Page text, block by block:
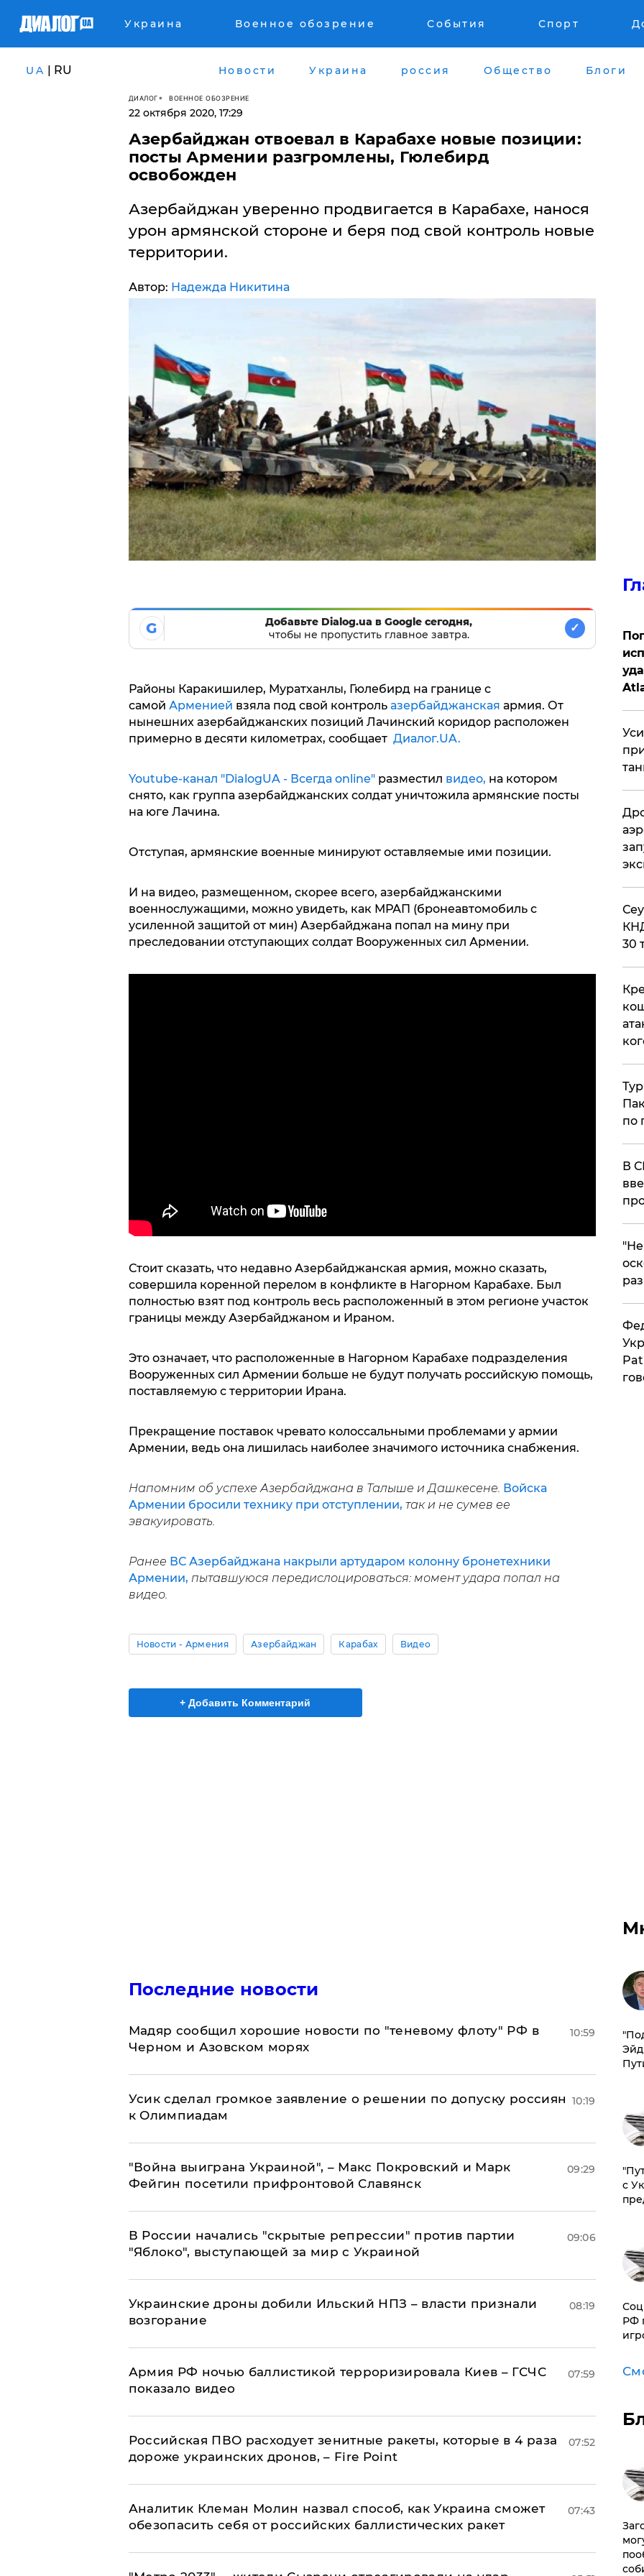
Украина Военное обозрение События Спорт
UA | RU Новости Украина россия Общество Блоги
ДИАЛОГ ВОЕННОЕ ОБОЗРЕНИЕ
22 октября 2020, 17:29
Азербайджан отвоевал в Карабахе новые позиции:
посты Армении разгромлены, Гюлебирд
освобожден
Азербайджан уверенно продвигается в Карабахе, нанося
урон армянской стороне и беря под свой контроль новые
территории.
Автор: Надежда Никитина
G
Добавьте Dialog.ua в Google сегодня,
чтобы не пропустить главное завтра.
✓
Районы Каракишилер, Муратханлы, Гюлебирд на границе с
самой Арменией взяла под свой контроль азербайджанская армия. От
нынешних азербайджанских позиций Лачинский коридор расположен
примерно в десяти километрах, сообщает Диалог.UA.
Youtube-канал "DialogUA - Всегда online"разместил видео, на котором
снято, как группа азербайджанских солдат уничтожила армянские посты
на юге Лачина.
Отступая, армянские военные минируют оставляемые ими позиции.
И на видео, размещенном, скорее всего, азербайджанскими
военнослужащими, можно увидеть, как МРАП (бронеавтомобиль с
усиленной защитой от мин) Азербайджана попал на мину при
преследовании отступающих солдат Вооруженных сил Армении.
Стоит сказать, что недавно Азербайджанская армия, можно сказать,
совершила коренной перелом в конфликте в Нагорном Карабахе. Был
полностью взят под контроль весь расположенный в этом регионе участок
границы между Азербайджаном и Ираном.
Это означает, что расположенные в Нагорном Карабахе подразделения
Вооруженных сил Армении больше не будут получать российскую помощь,
поставляемую с территории Ирана.
Прекращение поставок чревато колоссальными проблемами у армии
Армении, ведь она лишилась наиболее значимого источника снабжения.
Напомним об успехе Азербайджана в Талыше и Дашкесене. Войска
Армении бросили технику при отступлении, так и не сумев ее
эвакуировать.
Ранее ВС Азербайджана накрыли артударом колонну бронетехники
Армении, пытавшуюся передислоцироваться: момент удара попал на
видео.
Новости - Армения Азербайджан Карабах Видео
+ Добавить Комментарий
Последние новости
Мадяр сообщил хорошие новости по "теневому флоту" РФ в
Черном и Азовском морях
10:59
Усик сделал громкое заявление о решении по допуску россиян
к Олимпиадам
10:19
"Война выиграна Украиной", – Макс Покровский и Марк
Фейгин посетили прифронтовой Славянск
09:29
В России начались "скрытые репрессии" против партии
"Яблоко", выступающей за мир с Украиной
09:06
Украинские дроны добили Ильский НПЗ – власти признали
возгорание
08:19
Армия РФ ночью баллистикой терроризировала Киев – ГСЧС
показало видео
07:59
Российская ПВО расходует зенитные ракеты, которые в 4 раза
дороже украинских дронов, – Fire Point
07:52
Аналитик Клеман Молин назвал способ, как Украина сможет
обезопасить себя от российских баллистических ракет
07:43
30
по
В
с
РФ